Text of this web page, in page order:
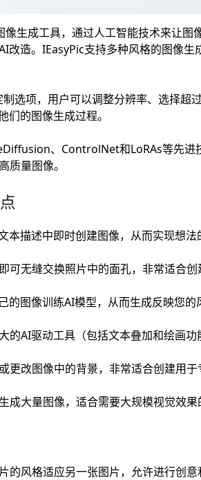
生成工具，通过人工智能技术来让图
改造。IEasyPic支持多种风格的图像
选项，用户可以调整分辨率、选择超
们的图像生成过程。
、ControlNet和LoRAs等先进
质量图像。
本描述中即时创建图像，从而实现想法
可无缝交换照片中的面孔，非常适合创
的图像训练AI模型，从而生成反映您的
的AI驱动工具（包括文本叠加和绘画功
更改图像中的背景，非常适合创建用于
成大量图像，适合需要大规模视觉效果
的风格适应另一张图片，允许进行创